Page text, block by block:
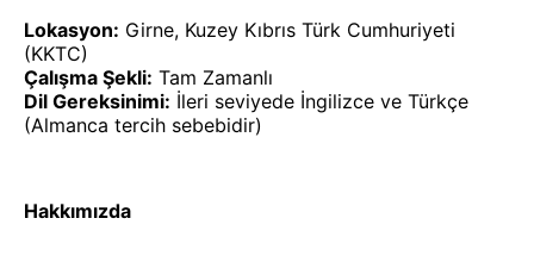
Lokasyon: Girne, Kuzey Kıbrıs Türk Cumhuriyeti
(KKTC)
Çalışma Şekli: Tam Zamanlı
Dil Gereksinimi: İleri seviyede İngilizce ve Türkçe
(Almanca tercih sebebidir)
Hakkımızda